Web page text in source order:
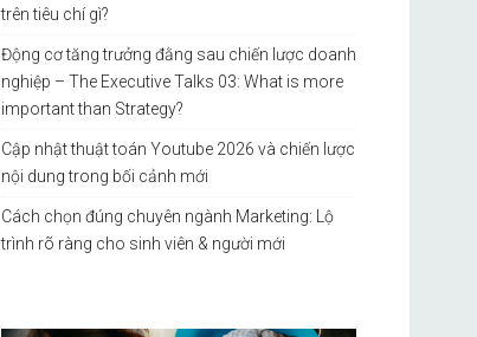
trên tiêu chí gì?
Động cơ tăng trưởng đằng sau chiến lược doanh
nghiệp – The Executive Talks 03: What is more
important than Strategy?
Cập nhật thuật toán Youtube 2026 và chiến lược
nội dung trong bối cảnh mới
Cách chọn đúng chuyên ngành Marketing: Lộ
trình rõ ràng cho sinh viên & người mới